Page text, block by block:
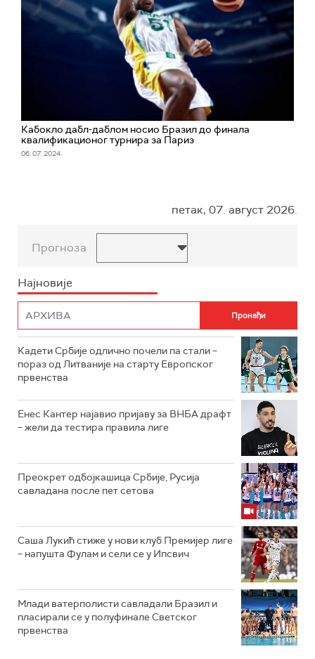
Кабокло дабл-даблом носио Бразил до финала
квалификационог турнира за Париз
06. 07. 2024.
петак, 07. август 2026.
Прогноза
Најновије
Кадети Србије одлично почели па стали –
пораз од Литваније на старту Европског
првенства
Енес Кантер најавио пријаву за ВНБА драфт
– жели да тестира правила лиге
Преокрет одбојкашица Србије, Русија
савладана после пет сетова
Саша Лукић стиже у нови клуб Премијер лиге
– напушта Фулам и сели се у Ипсвич
Млади ватерполисти савладали Бразил и
пласирали се у полуфинале Светског
првенства